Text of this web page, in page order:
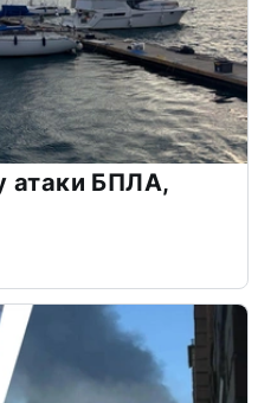
атаки БПЛА,